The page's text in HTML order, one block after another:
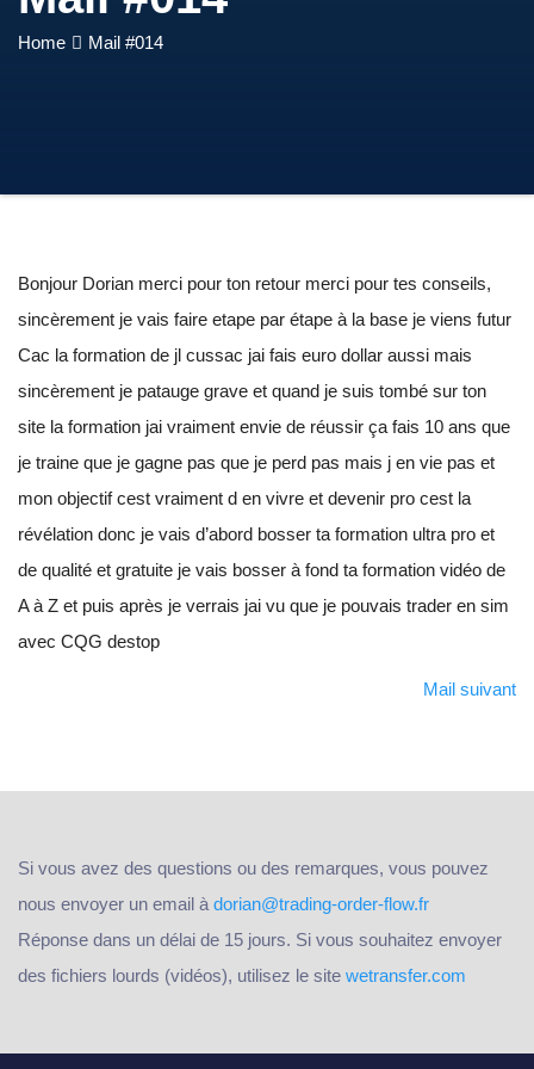
Home Mail #014
Bonjour Dorian merci pour ton retour merci pour tes conseils,
sincèrement je vais faire etape par étape à la base je viens futur
Cac la formation de jl cussac jai fais euro dollar aussi mais
sincèrement je patauge grave et quand je suis tombé sur ton
site la formation jai vraiment envie de réussir ça fais 10 ans que
je traine que je gagne pas que je perd pas mais j en vie pas et
mon objectif cest vraiment d en vivre et devenir pro cest la
révélation donc je vais d’abord bosser ta formation ultra pro et
de qualité et gratuite je vais bosser à fond ta formation vidéo de
A à Z et puis après je verrais jai vu que je pouvais trader en sim
avec CQG destop
Mail suivant
Si vous avez des questions ou des remarques, vous pouvez
nous envoyer un email à dorian@trading-order-flow.fr
Réponse dans un délai de 15 jours. Si vous souhaitez envoyer
des fichiers lourds (vidéos), utilisez le site wetransfer.com